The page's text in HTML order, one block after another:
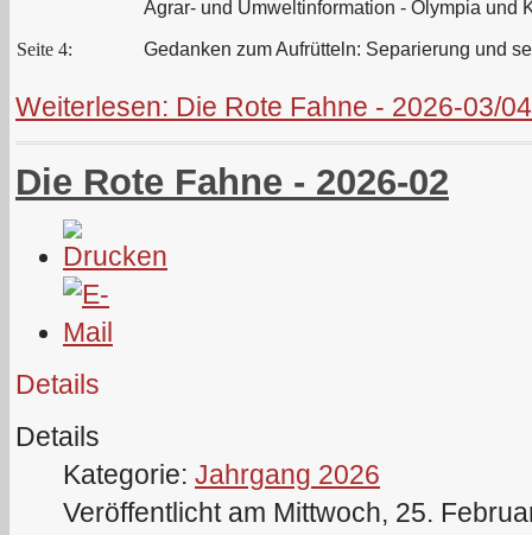
Agrar- und Umweltinformation - Olympia und
Seite 4: Gedanken zum Aufrütteln: Separierung und
Weiterlesen: Die Rote Fahne - 2026-03/04
Die Rote Fahne - 2026-02
Details
Details
Kategorie: Jahrgang 2026
Veröffentlicht am Mittwoch, 25.